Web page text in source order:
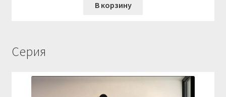
В корзину
Серия